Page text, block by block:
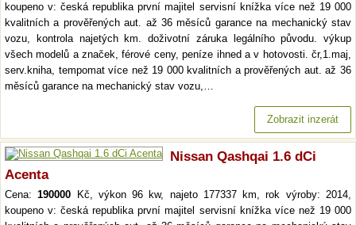
koupeno v: česká republika první majitel servisní knížka více než 19 000
kvalitních a prověřených aut. až 36 měsíců garance na mechanický stav
vozu, kontrola najetých km. doživotní záruka legálního původu. výkup
všech modelů a značek, férové ceny, peníze ihned a v hotovosti. čr,1.maj,
serv.kniha, tempomat více než 19 000 kvalitních a prověřených aut. až 36
měsíců garance na mechanický stav vozu,…
Zobrazit inzerát
Nissan Qashqai 1.6 dCi
Acenta
Cena:190000 Kč, výkon 96 kw, najeto 177337 km, rok výroby: 2014,
koupeno v: česká republika první majitel servisní knížka více než 19 000